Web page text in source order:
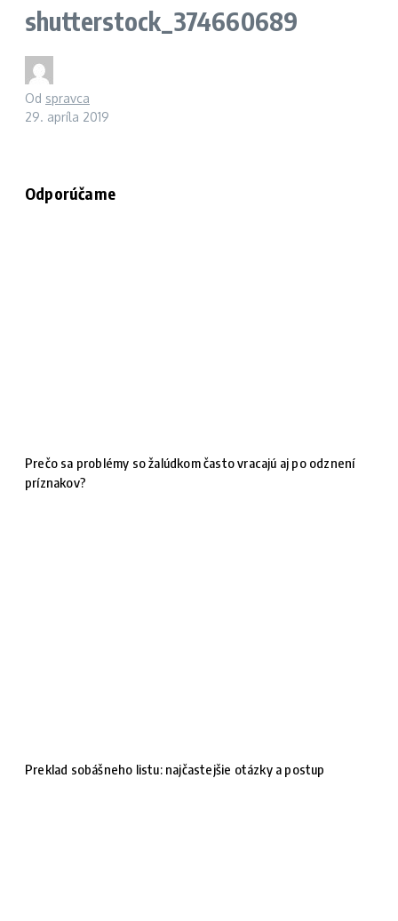
shutterstock_374660689
Od spravca
29. apríla 2019
Odporúčame
Prečo sa problémy so žalúdkom často vracajú aj po odznení
príznakov?
Preklad sobášneho listu: najčastejšie otázky a postup